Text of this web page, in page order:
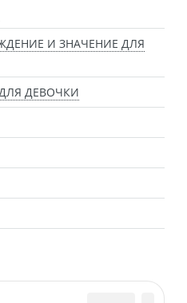
И ЗНАЧЕНИЕ ДЛЯ
ДЕВОЧКИ